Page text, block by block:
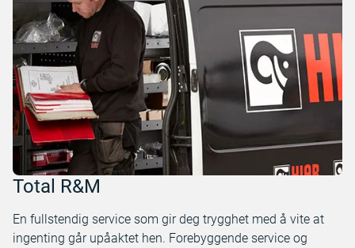
Total R&M
En fullstendig service som gir deg trygghet med å vite at
ingenting går upåaktet hen. Forebyggende service og